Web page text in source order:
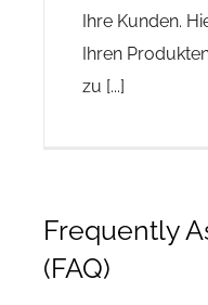
Ihre Kunden.
Ihren
zu [...]
Frequently
(FAQ)